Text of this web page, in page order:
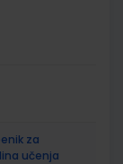
za
učenja